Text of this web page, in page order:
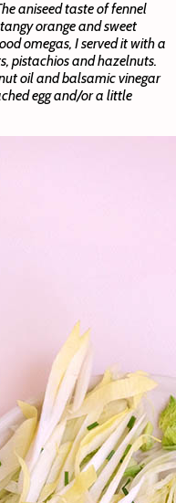
aniseed taste of fennel
orange and sweet
omegas, I served it with a
pistachios and hazelnuts.
oil and balsamic vinegar
egg and/or a little